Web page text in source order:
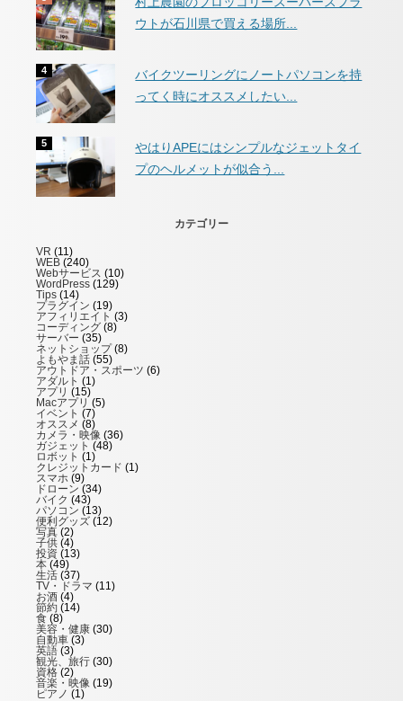
ウトが石川県で買える場所...
バイクツーリングにノートパソコンを持
ってく時にオススメしたい...
やはりAPEにはシンプルなジェットタイ
プのヘルメットが似合う...
カテゴリー
VR (11)
WEB (240)
Webサービス (10)
WordPress (129)
Tips (14)
プラグイン (19)
アフィリエイト (3)
コーディング (8)
サーバー (35)
ネットショップ(8)
よもやま話 (55)
アウトドア・スポーツ (6)
アダルト (1)
アプリ (15)
Macアプリ (5)
イベント (7)
オススメ (8)
カメラ・映像 (36)
ガジェット (48)
ロボット (1)
クレジットカード (1)
スマホ (9)
ドローン (34)
バイク (43)
パソコン (13)
便利グッズ (12)
写真 (2)
子供 (4)
投資 (13)
本 (49)
生活 (37)
TV・ドラマ (11)
お酒 (4)
節約 (14)
食 (8)
美容・健康 (30)
自動車 (3)
英語 (3)
観光、旅行 (30)
資格 (2)
音楽・映像 (19)
ピアノ (1)